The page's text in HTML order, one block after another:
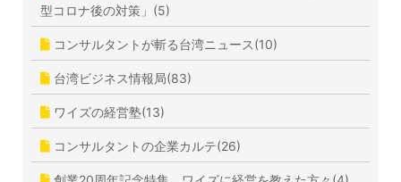
型コロナ後の対策」(5)
コンサルタントが斬る台湾ニュース(10)
台湾ビジネス情報局(83)
ワイズの経営塾(13)
コンサルタントの企業カルテ(26)